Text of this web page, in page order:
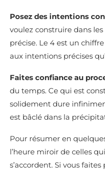
Posez des intentions
voulez construire dans
précise. Le 4 est un
aux intentions précises
Faites confiance au
du temps. Ce qui est
solidement dure
est bâclé dans la
Pour résumer en
l’heure miroir de celles
s’accordent. Si vous